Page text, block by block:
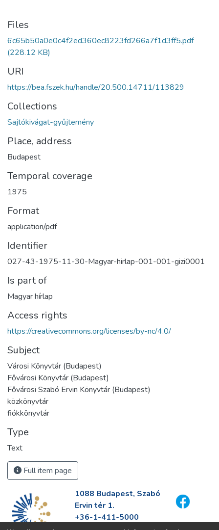
Files
6c65b50a0e0c4f2ed360ec8223fd266a7f1d3ff5.pdf
(228.12 KB)
URI
https://bea.fszek.hu/handle/20.500.14711/113829
Collections
Sajtókivágat-gyűjtemény
Place, address
Budapest
Temporal coverage
1975
Format
application/pdf
Identifier
027-43-1975-11-30-Magyar-hirlap-001-001-gizi0001
Is part of
Magyar hírlap
Access rights
https://creativecommons.org/licenses/by-nc/4.0/
Subject
Városi Könyvtár (Budapest)
Fővárosi Könyvtár (Budapest)
Fővárosi Szabó Ervin Könyvtár (Budapest)
közkönyvtár
fiókkönyvtár
Type
Text
Full item page
1088 Budapest, Szabó
Ervin tér 1.
+36-1-411-5000